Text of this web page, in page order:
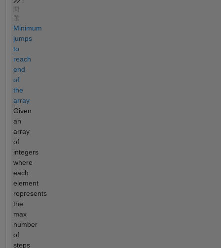
題
Minimum
jumps
to
reach
end
of
the
array
Given
an
array
of
integers
where
each
element
represents
the
max
number
of
steps